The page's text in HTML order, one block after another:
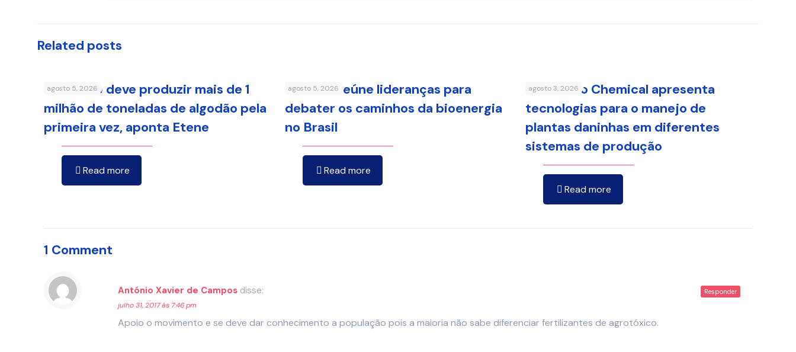
Related posts
agosto 5, 2026
Nordeste deve produzir mais de 1
milhão de toneladas de algodão pela
primeira vez, aponta Etene
Read more
agosto 5, 2026
FenaBio reúne lideranças para
debater os caminhos da bioenergia
no Brasil
Read more
agosto 3, 2026
Sumitomo Chemical apresenta
tecnologias para o manejo de
plantas daninhas em diferentes
sistemas de produção
Read more
1 Comment
António Xavier de Campos disse:
julho 31, 2017 às 7:46 pm
Apoio o movimento e se deve dar conhecimento a população pois a maioria não sabe diferenciar fertilizantes de agrotóxico.
Responder